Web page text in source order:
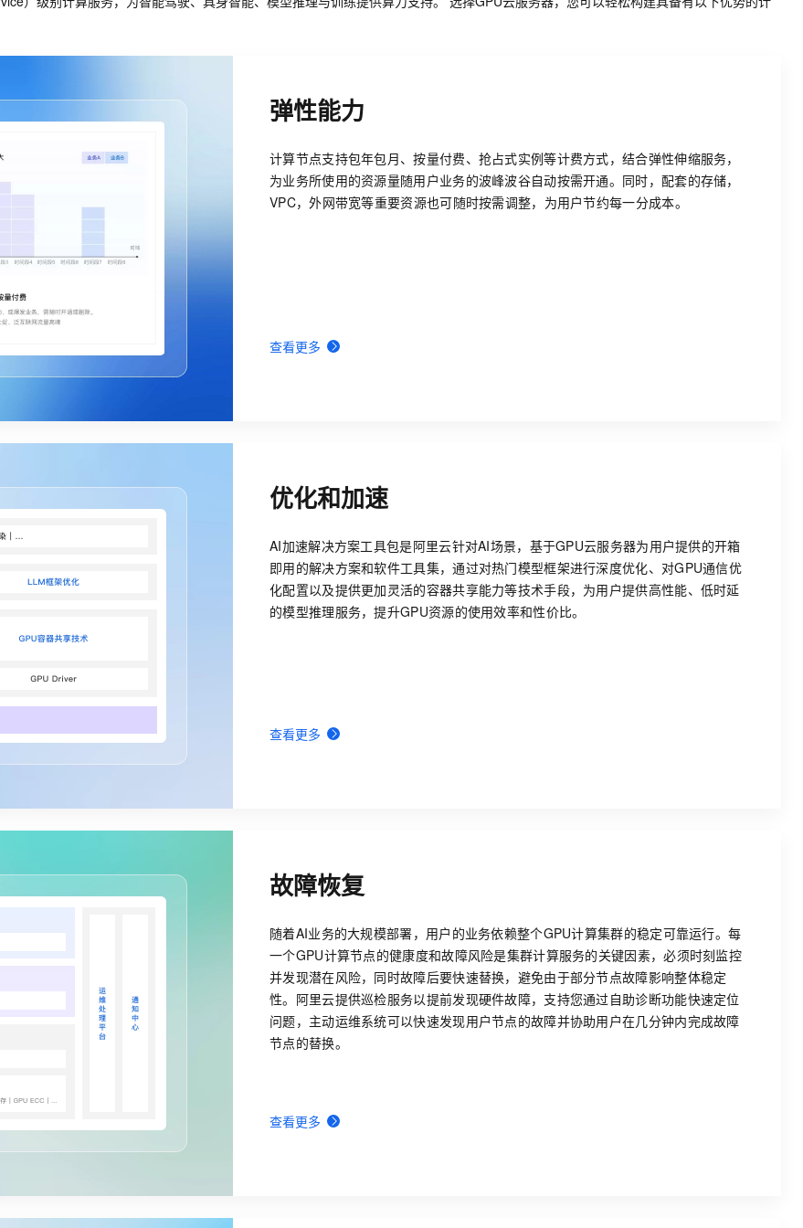
弹性能力
计算节点支持包年包月、按量付费、抢占式实例等计费方式，结合弹性伸缩服务，
为业务所使用的资源量随用户业务的波峰波谷自动按需开通。同时，配套的存储，
VPC，外网带宽等重要资源也可随时按需调整，为用户节约每一分成本。
查看更多
优化和加速
AI加速解决方案工具包是阿里云针对AI场景，基于GPU云服务器为用户提供的开箱
即用的解决方案和软件工具集，通过对热门模型框架进行深度优化、对GPU通信优
化配置以及提供更加灵活的容器共享能力等技术手段，为用户提供高性能、低时延
的模型推理服务，提升GPU资源的使用效率和性价比。
查看更多
故障恢复
随着AI业务的大规模部署，用户的业务依赖整个GPU计算集群的稳定可靠运行。每
一个GPU计算节点的健康度和故障风险是集群计算服务的关键因素，必须时刻监控
并发现潜在风险，同时故障后要快速替换，避免由于部分节点故障影响整体稳定
性。阿里云提供巡检服务以提前发现硬件故障，支持您通过自助诊断功能快速定位
问题，主动运维系统可以快速发现用户节点的故障并协助用户在几分钟内完成故障
节点的替换。
查看更多